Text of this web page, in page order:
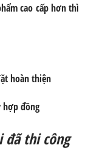
cao cấp hơn thì
hoàn thiện
hợp đồng
đã thi công